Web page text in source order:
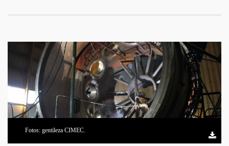
Fotos: gentileza CIMEC.
Fotos: gentileza CIMEC.
Fotos: gentileza CIMEC.
Fotos: gentileza CIMEC.
Fotos: gentileza CIMEC.
Fotos: gentileza CIMEC.